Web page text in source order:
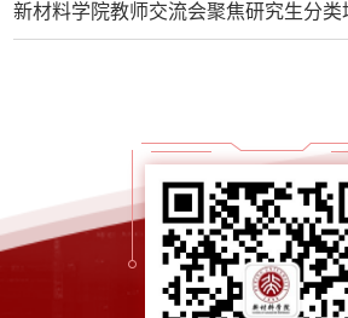
新材料学院教师交流会聚焦研究生分